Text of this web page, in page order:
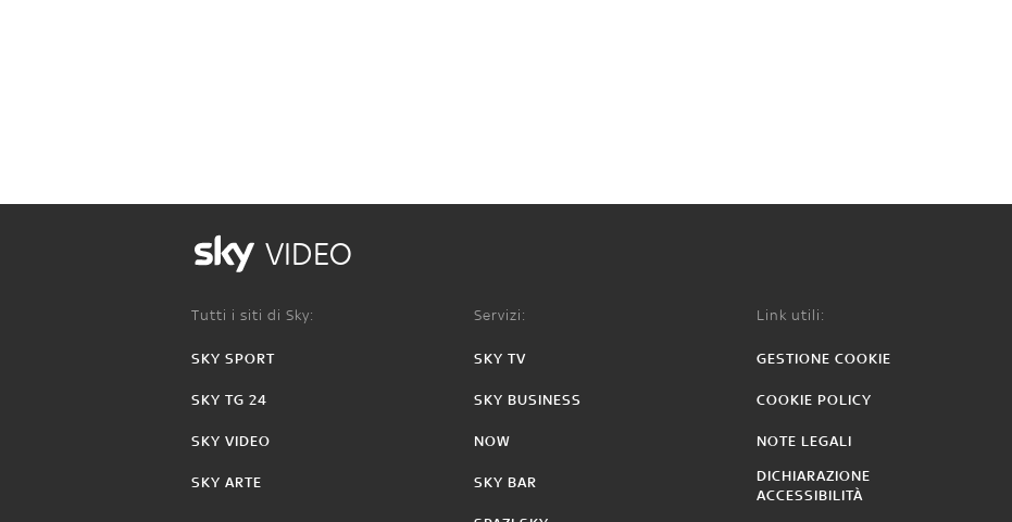
VIDEO
Tutti i siti di Sky:
SKY SPORT
SKY TG 24
SKY VIDEO
SKY ARTE
Servizi:
SKY TV
SKY BUSINESS
NOW
SKY BAR
Link utili:
GESTIONE COOKIE
COOKIE POLICY
NOTE LEGALI
DICHIARAZIONE
ACCESSIBILITÀ